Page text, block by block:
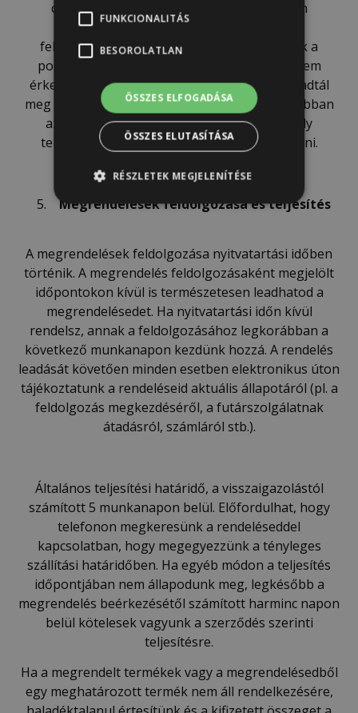
címedet és a rendelés leadása után minden
mappádat, mert kizárjuk a visszaigazolási
felelősséget, ha a visszaigazolás megérkezik a
postafiókod bármelyik almappájában vagy nem
érkezik meg, mert például rossz e-mail címet adtál
meg regisztráció vagy a vásárlás során, vagy abban
az esetben is, ha a fiókodhoz tartozó tárhely
telítettsége miatt nem tudsz üzenetet fogadni.
Megrendelések feldolgozásaés teljesítés
A megrendelések feldolgozása nyitvatartási időben
történik. A megrendelés feldolgozásaként megjelölt
időpontokon kívül is természetesen leadhatod a
megrendelésedet. Ha nyitvatartási időn kívül
rendelsz, annak a feldolgozásához legkorábban a
következő munkanapon kezdünk hozzá. A rendelés
leadását követően minden esetben elektronikus úton
tájékoztatunk a rendeléseid aktuális állapotáról (pl. a
feldolgozás megkezdéséről, a futárszolgálatnak
átadásról, számláról stb.).
Általános teljesítési határidő, a visszaigazolástól
számított 5 munkanapon belül. Előfordulhat, hogy
telefonon megkeresünk a rendeléseddel
kapcsolatban, hogy megegyezzünk a tényleges
szállítási határidőben. Ha egyéb módon a teljesítés
időpontjában nem állapodunk meg, legkésőbb a
megrendelés beérkezésétől számított harminc napon
belül kötelesek vagyunk a szerződés szerinti
teljesítésre.
Ha a megrendelt termékek vagy a megrendelésedből
egy meghatározott termék nem áll rendelkezésére,
FUNKCIONALITÁS
BESOROLATLAN
ÖSSZES ELFOGADÁSA
ÖSSZES ELUTASÍTÁSA
RÉSZLETEK MEGJELENÍTÉSE